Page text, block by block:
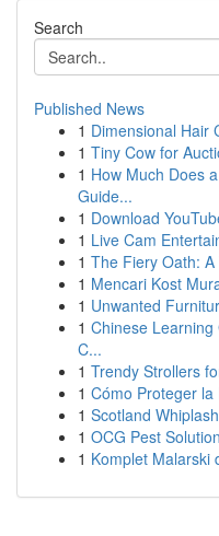
Search
Published News
1 Dimensional Hair
1 Tiny Cow for
1 How Much Does
Guide...
1 Download
1 Live Cam
1 The Fiery Oath:
1 Mencari Kost
1 Unwanted
1 Chinese
C...
1 Trendy Strollers
1 Cómo Proteger
1 Scotland
1 OCG Pest
1 Komplet Malarski